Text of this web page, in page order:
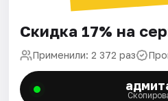
Скидка 17% на
Применили: 2 372 раз